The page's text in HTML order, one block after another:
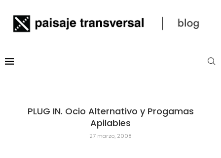
PLUG IN. Ocio Alternativo y Progamas
Apilables
27 marzo, 2008